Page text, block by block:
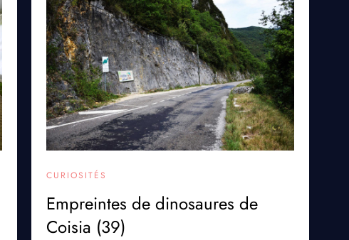
CURIOSITÉS
Empreintes de dinosaures de
Coisia (39)